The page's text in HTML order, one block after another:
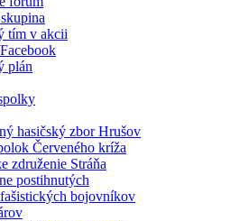
tím v akcii
plán
hasičský zbor Hrušov
Červeného kríža
združenie Stráňa
postihnutých
bojovníkov